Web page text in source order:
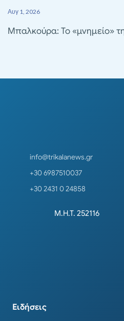
Αυγ 1, 2026
Μπαλκούρα: Το «μνημείο»
info@trikalanews.gr
+30 6987510037
+30 2431 0 24858
Μ.Η.Τ. 252116
Ειδήσεις